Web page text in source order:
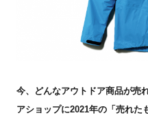
今、どんなアウトドア商品が
アショップに2021年の「売れた